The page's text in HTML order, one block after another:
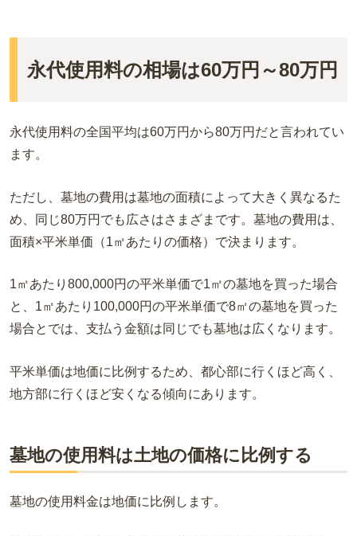
和歌山
山口
香川
高知
熊本
鹿児島
永代使用料の相場は60万円～80万円
永代使用料の全国平均は60万円から80万円だと言われてい
ます。
ただし、墓地の費用は墓地の面積によって大きく異なるた
め、同じ80万円でも広さはさまざまです。墓地の費用は、
面積×平米単価（1㎡あたりの価格）で決まります。
1㎡あたり800,000円の平米単価で1㎡の墓地を買った場合
と、1㎡あたり100,000円の平米単価で8㎡の墓地を買った
場合とでは、支払う金額は同じでも墓地は広くなります。
平米単価は地価に比例するため、都心部に行くほど高く、
地方部に行くほど安くなる傾向にあります。
墓地の使用料は土地の価格に比例する
墓地の使用料金は地価に比例します。